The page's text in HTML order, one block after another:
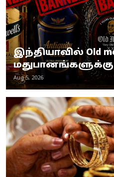
இந்தியாவில் Old
மதுபானங்களுக்கு
Aug 5, 2026